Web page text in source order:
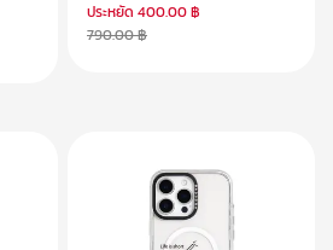
ประหยัด 400.00 ฿
790.00 ฿